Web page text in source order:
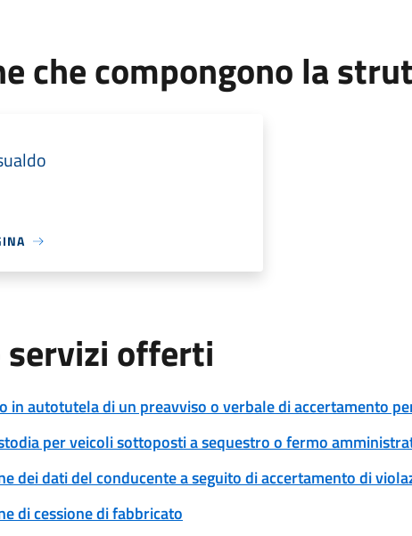
che compongono la
servizi offerti
in autotutela di un preavviso o verbale di accertamento
per veicoli sottoposti a sequestro o fermo
dei dati del conducente a seguito di accertamento di
di cessione di fabbricato